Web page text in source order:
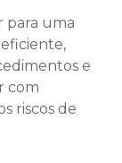
para uma
e
com
riscos de